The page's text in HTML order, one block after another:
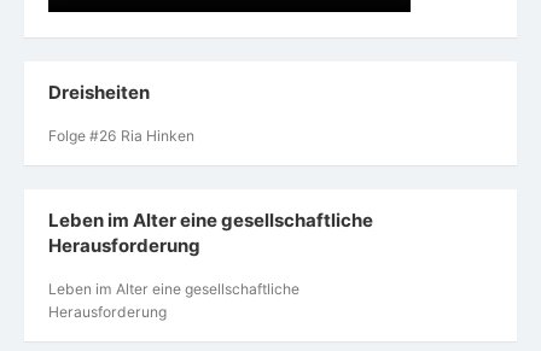
Dreisheiten
Folge #26 Ria Hinken
Leben im Alter eine gesellschaftliche
Herausforderung
Leben im Alter eine gesellschaftliche
Herausforderung